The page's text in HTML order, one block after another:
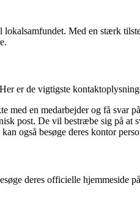
Med en stærk
er de vigtigste
en medarbejder og få svar
post. De vil bestræbe sig på at
også besøge deres kontor
deres officielle hjemmeside